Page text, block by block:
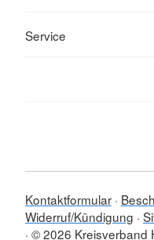
Service
Kontaktformular
Widerruf/Kündigung
© 2026 Kreisverband